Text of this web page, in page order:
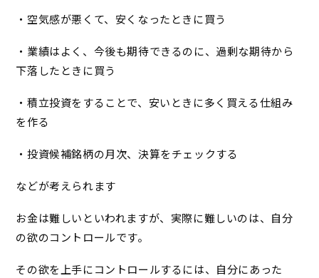
・空気感が悪くて、安くなったときに買う
・業績はよく、今後も期待できるのに、過剰な期待から
下落したときに買う
・積立投資をすることで、安いときに多く買える仕組み
を作る
・投資候補銘柄の月次、決算をチェックする
などが考えられます
お金は難しいといわれますが、実際に難しいのは、自分
の欲のコントロールです。
その欲を上手にコントロールするには、自分にあった